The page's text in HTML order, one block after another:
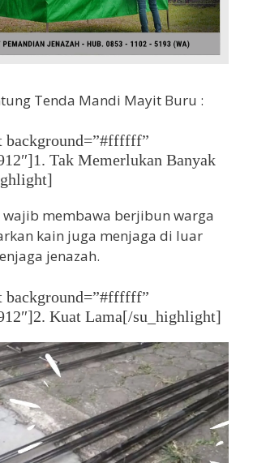
Tenda Mandi Mayit Buru :
background=”#ffffff”
Tak Memerlukan Banyak
wajib membawa berjibun warga
kain juga menjaga di luar
jenazah.
background=”#ffffff”
Kuat Lama[/su_highlight]